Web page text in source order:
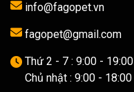
info@fagopet.vn
fagopet@gmail.com
Thứ 2 - 7 : 9:00 - 19:00
Chủ nhật : 9:00 - 18:00